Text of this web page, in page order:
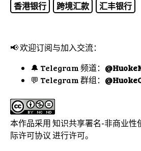
香港银行 跨境汇款 汇丰银行
📢 欢迎订阅与加入交流：
🔔 Telegram 频道：
💬 Telegram 群组：
本作品采用知识共享署名-非商业性
际许可协议进行许可。